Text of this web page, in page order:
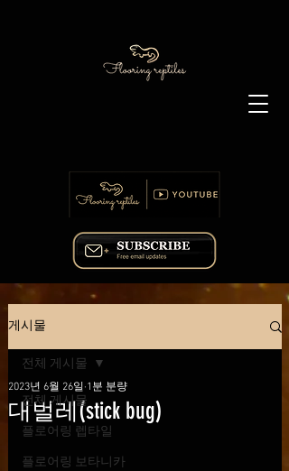
게시물
전체 게시물
플로어링 렙타일
플로어링 보타니카
전체 게시물
대벌레(stick bug)
2023년 6월 26일 1분 분량